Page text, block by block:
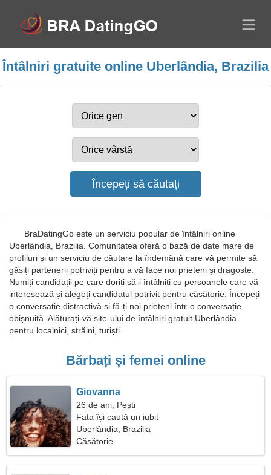
Întâlniri gratuite online Uberlândia, Brazilia
BraDatingGo este un serviciu popular de întâlniri online
Uberlândia, Brazilia. Comunitatea oferă o bază de date mare de
profiluri și un serviciu de căutare la îndemână care vă permite să
găsiți partenerii potriviți pentru a vă face noi prieteni și dragoste.
Numiți candidații pe care doriți să-i întâlniți cu persoanele care vă
interesează și alegeți candidatul potrivit pentru căsătorie. Începeți
o conversație distractivă și fă-ți noi prieteni într-o conversație
obișnuită. Alăturați-vă site-ului de întâlniri gratuit Uberlândia
pentru localnici, străini, turiști.
Bărbați și femei online
Giovanna
26 de ani, Pești
Fata își caută un iubit
Uberlândia, Brazilia
Căsătorie